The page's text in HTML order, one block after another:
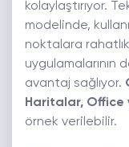
kolaylaştırıyor.
modelinde,
noktalara
uygulamalarının
avantaj sağlıyor.
Haritalar, Office
örnek verilebilir.